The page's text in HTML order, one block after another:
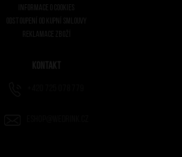
Informace o cookies
Odstoupení od kupní smlouvy
Reklamace zboží
Kontakt